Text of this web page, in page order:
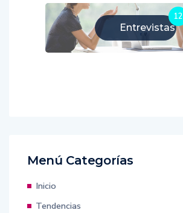
Entrevistas
12
Menú Categorías
Inicio
Tendencias